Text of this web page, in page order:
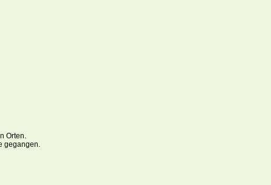
Orten.
gegangen.